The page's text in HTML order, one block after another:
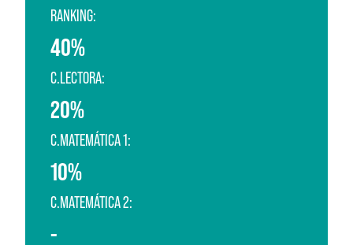
RANKING:
40%
C.LECTORA:
20%
C.MATEMÁTICA 1:
10%
C.MATEMÁTICA 2:
-